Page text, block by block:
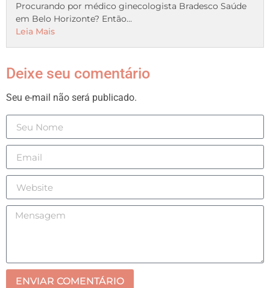
Procurando por médico ginecologista Bradesco Saúde
em Belo Horizonte? Então...
Leia Mais
Deixe seu comentário
Seu e-mail não será publicado.
ENVIAR COMENTÁRIO